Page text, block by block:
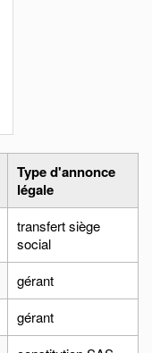
Type d'annonce
légale
transfert siège
social
gérant
gérant